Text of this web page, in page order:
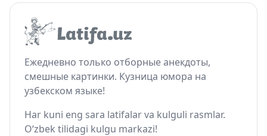
Ежедневно только отборные анекдоты,
смешные картинки. Кузница юмора на
узбекском языке!
Har kuni eng sara latifalar va kulguli rasmlar.
O‘zbek tilidagi kulgu markazi!